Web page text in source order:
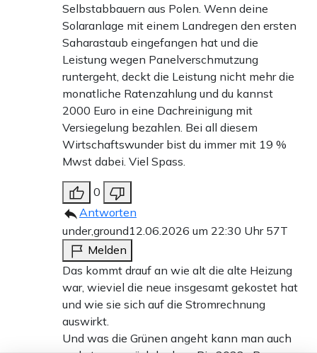
Selbstabbauern aus Polen. Wenn deine
Solaranlage mit einem Landregen den ersten
Saharastaub eingefangen hat und die
Leistung wegen Panelverschmutzung
runtergeht, deckt die Leistung nicht mehr die
monatliche Ratenzahlung und du kannst
2000 Euro in eine Dachreinigung mit
Versiegelung bezahlen. Bei all diesem
Wirtschaftswunder bist du immer mit 19 %
Mwst dabei. Viel Spass.
0
Antworten
under,ground12.06.2026 um 22:30 Uhr 57T
Melden
Das kommt drauf an wie alt die alte Heizung
war, wieviel die neue insgesamt gekostet hat
und wie sie sich auf die Stromrechnung
auswirkt.
Und was die Grünen angeht kann man auch